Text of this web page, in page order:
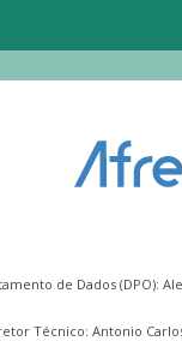
de Dados (DPO):
Técnico: Antonio